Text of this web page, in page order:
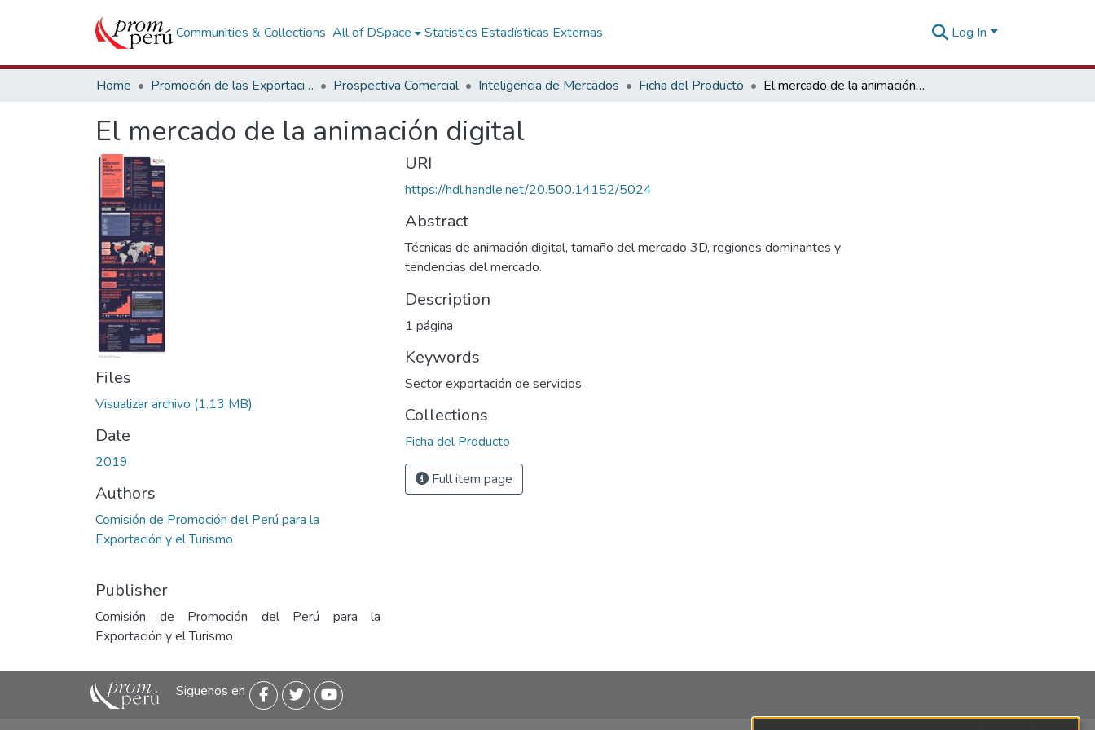
Communities & Collections All of DSpace Statistics Estadísticas Externas Log In
Home Promoción de las Exportaciones Prospectiva Comercial Inteligencia de Mercados Ficha del Producto El mercado de la animación digital
El mercado de la animación digital
Files
Visualizar archivo (1.13 MB)
Date
2019
Authors
Comisión de Promoción del Perú para la
Exportación y el Turismo
Publisher
Comisión de Promoción del Perú para la
Exportación y el Turismo
URI
https://hdl.handle.net/20.500.14152/5024
Abstract
Técnicas de animación digital, tamaño del mercado 3D, regiones dominantes y
tendencias del mercado.
Description
1 página
Keywords
Sector exportación de servicios
Collections
Ficha del Producto
Full item page
Siguenos en